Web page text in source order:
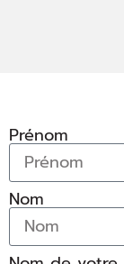
Prénom
Nom